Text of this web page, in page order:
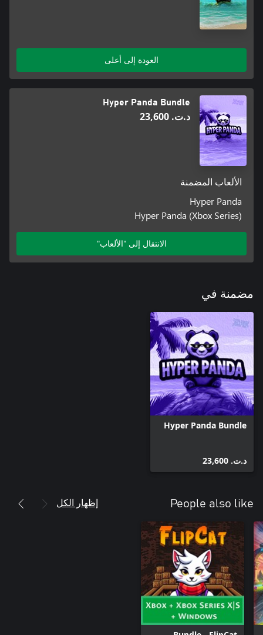
العودة إلى أعلى
Hyper Panda Bundle
د.ت.‏ 23,600
الألعاب المضمنة
Hyper Panda
Hyper Panda (Xbox Series)
الانتقال إلى "الألعاب"
مضمنة في
Hyper Panda Bundle
د.ت.‏ 23,600
People also like إظهار الكل